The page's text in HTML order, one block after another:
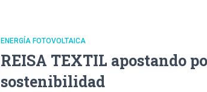
ENERGÍA FOTOVOLTAICA
REISA TEXTIL apostando
sostenibilidad